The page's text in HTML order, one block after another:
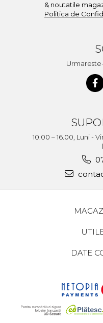
& noutatile
Politica de
10.00 – 16.00, Luni -
DATE